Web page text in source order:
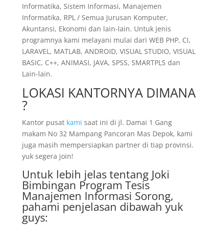
Informatika, Sistem Informasi, Manajemen
Informatika, RPL / Semua Jurusan Komputer,
Akuntansi, Ekonomi dan lain-lain. Untuk jenis
programnya kami melayani mulai dari WEB PHP, CI,
LARAVEL, MATLAB, ANDROID, VISUAL STUDIO, VISUAL
BASIC, C++, ANIMASI, JAVA, SPSS, SMARTPLS dan
Lain-lain.
LOKASI KANTORNYA DIMANA
?
Kantor pusat kami saat ini di jl. Damai 1 Gang
makam No 32 Mampang Pancoran Mas Depok, kami
juga masih mempersiapkan partner di tiap provinsi.
yuk segera join!
Untuk lebih jelas tentang Joki
Bimbingan Program Tesis
Manajemen Informasi Sorong,
pahami penjelasan dibawah yuk
guys: